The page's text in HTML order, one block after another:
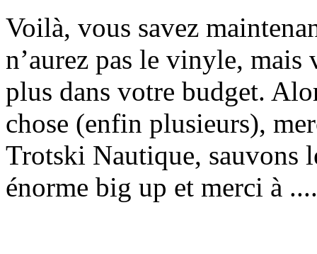
Voilà, vous savez
n’aurez pas le vinyle, mais
plus dans votre budget.
chose (enfin plusieurs),
Trotski Nautique, sauvons
énorme big up et merci à